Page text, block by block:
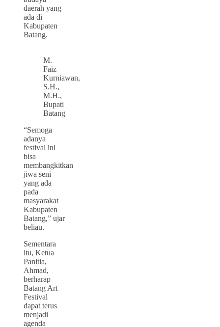
daerah yang
ada di
Kabupaten
Batang.
M.
Faiz
Kurniawan,
S.H.,
M.H.,
Bupati
Batang
“Semoga
adanya
festival ini
bisa
membangkitkan
jiwa seni
yang ada
pada
masyarakat
Kabupaten
Batang,” ujar
beliau.
Sementara
itu, Ketua
Panitia,
Ahmad,
berharap
Batang Art
Festival
dapat terus
menjadi
agenda